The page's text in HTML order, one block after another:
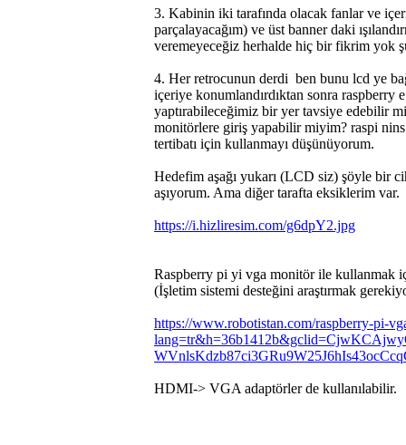
3. Kabinin iki tarafında olacak fanlar ve
parçalayacağım) ve üst banner daki
veremeyeceğiz herhalde hiç bir fikrim yok
4. Her retrocunun derdi ben bunu lcd ye
içeriye konumlandırdıktan sonra
yaptırabileceğimiz bir yer tavsiye edebilir
monitörlere giriş yapabilir miyim? raspi nins
tertibatı için kullanmayı düşünüyorum.
Hedefim aşağı yukarı (LCD siz) şöyle bir
aşıyorum. Ama diğer tarafta eksiklerim var.
https://i.hizliresim.com/g6dpY2.jpg
Raspberry pi yi vga monitör ile kullanmak
(İşletim sistemi desteğini araştırmak
https://www.robotistan.com/raspberry-pi-
HDMI-> VGA adaptörler de kullanılabilir.